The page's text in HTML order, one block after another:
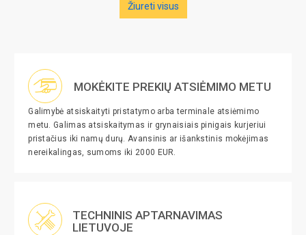
Žiureti visus
MOKĖKITE PREKIŲ ATSIĖMIMO METU
Galimybė atsiskaityti pristatymo arba terminale atsiėmimo
metu. Galimas atsiskaitymas ir grynaisiais pinigais kurjeriui
pristačius iki namų durų. Avansinis ar išankstinis mokėjimas
nereikalingas, sumoms iki 2000 EUR.
TECHNINIS APTARNAVIMAS
LIETUVOJE